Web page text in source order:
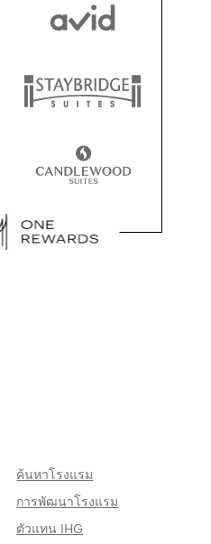
ค้นหาโรงแรม
การพัฒนาโรงแรม
ตัวแทน IHG